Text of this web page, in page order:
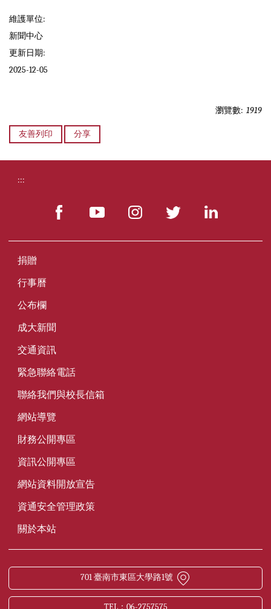
維護單位:
新聞中心
更新日期:
2025-12-05
瀏覽數: 1919
友善列印 分享
:::
捐贈
行事曆
公布欄
成大新聞
交通資訊
緊急聯絡電話
聯絡我們與校長信箱
網站導覽
財務公開專區
資訊公開專區
網站資料開放宣告
資通安全管理政策
關於本站
701 臺南市東區大學路1號
TEL：06-2757575